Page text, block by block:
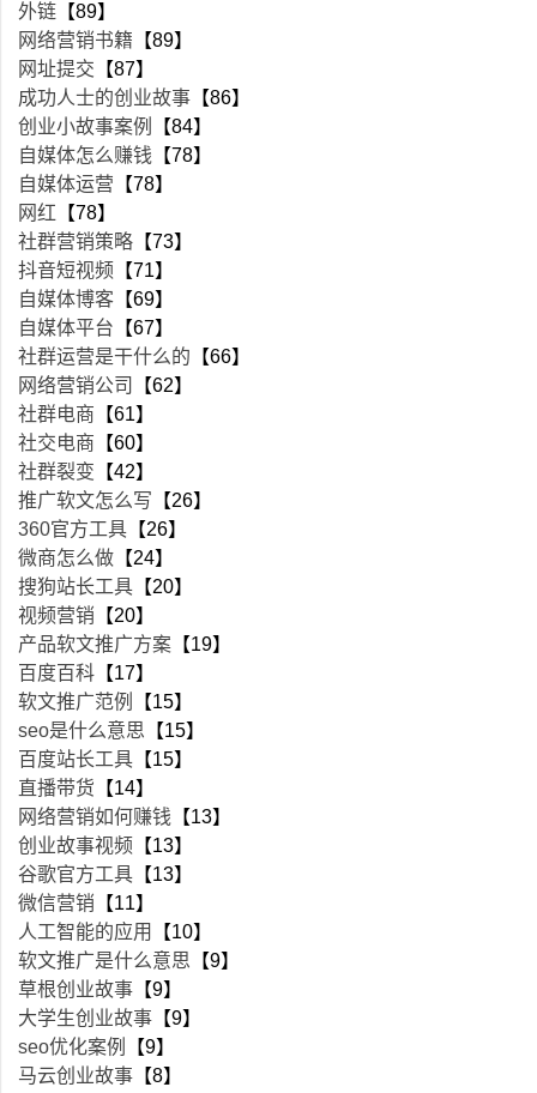
外链 【89】
网络营销书籍 【89】
网址提交 【87】
成功人士的创业故事 【86】
创业小故事案例
【84】
自媒体怎么赚钱 【78】
自媒体运营 【78】
网红 【78】
社群营销策略 【73】
抖音短视频 【71】
自媒体博客 【69】
自媒体平台 【67】
社群运营是干什么的 【66】
网络营销公司
【62】
社群电商 【61】
社交电商 【60】
社群裂变 【42】
推广软文怎么写 【26】
360官方工具 【26】
微商怎么做 【24】
搜狗站长工具 【20】
视频营销 【20】
产品软文推广方案 【19】
百度百科 【17】
软文推广范例
【15】
seo是什么意思 【15】
百度站长工具 【15】
直播带货 【14】
网络营销如何赚钱 【13】
创业故事视频 【13】
谷歌官方工具 【13】
微信营销 【11】
人工智能的应用
【10】
软文推广是什么意思 【9】
草根创业故事 【9】
大学生创业故事 【9】
seo优化案例
【9】
马云创业故事 【8】